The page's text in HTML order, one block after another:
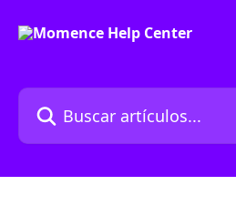
Buscar artículos...